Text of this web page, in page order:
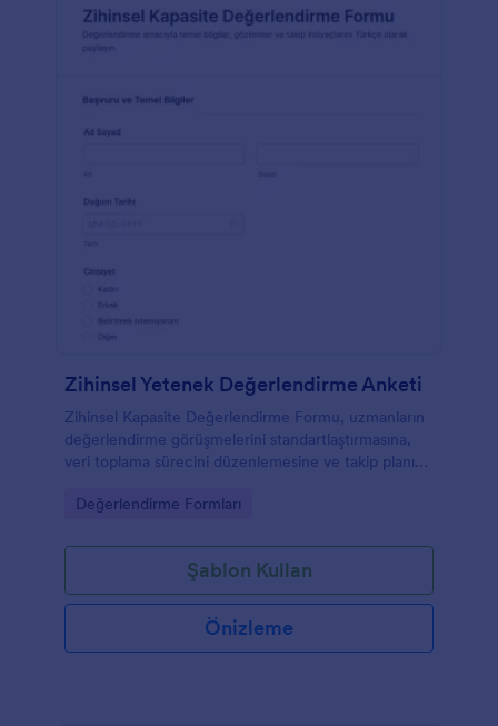
Zihinsel Yetenek Değerlendirme Anketi
Zihinsel Kapasite Değerlendirme Formu, uzmanların
değerlendirme görüşmelerini standartlaştırmasına,
veri toplama sürecini düzenlemesine ve takip planını
şablonu seçeneğidir.
Go to Category:
Değerlendirme Formları
Şablon Kullan
Önizleme